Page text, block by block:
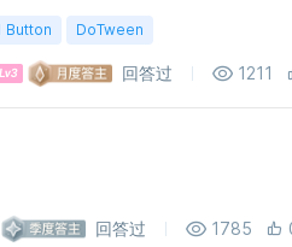
Button DoTween
回答过 1211
回答过 1785